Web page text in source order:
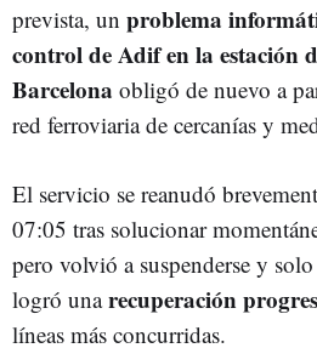
prevista, un problema
control de Adif en la estación
Barcelona obligó de nuevo a
red ferroviaria de cercanías y
El servicio se reanudó
07:05 tras solucionar
pero volvió a suspenderse y
logró unarecuperación
líneas más concurridas.